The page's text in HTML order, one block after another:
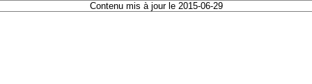
Contenu mis à jour le 2015-06-29